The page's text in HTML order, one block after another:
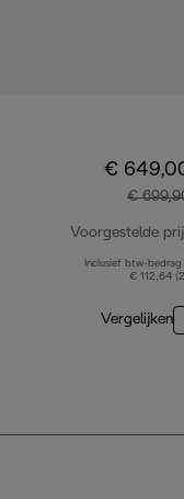
€
€
Voorgestelde
Inclusief btw-bedrag
€ 112,64
Vergelijken